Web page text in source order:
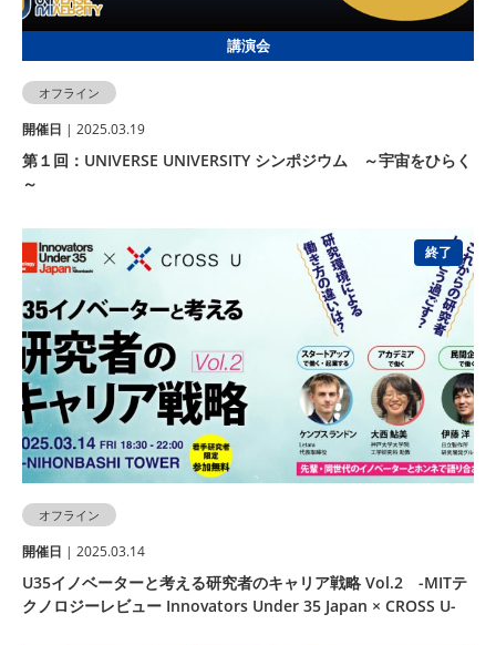
講演会
オフライン
開催⽇ | 2025.03.19
第１回：UNIVERSE UNIVERSITY シンポジウム ～宇宙をひらく
～
終了
オフライン
開催⽇ | 2025.03.14
U35イノベーターと考える研究者のキャリア戦略 Vol.2 -MITテ
クノロジーレビュー Innovators Under 35 Japan × CROSS U-